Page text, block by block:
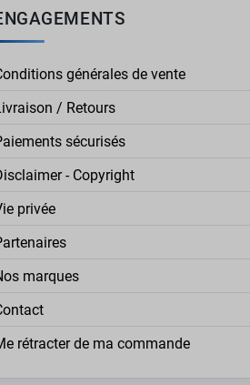
générales de vente
/ Retours
sécurisés
- Copyright
privée
marques
rétracter de ma commande